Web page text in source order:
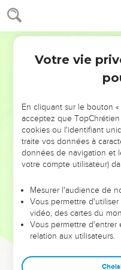
NE MANQUEZ
DE
ET SI LEURS ERREURS
leur foi ou leur vision. Mais
et les saisons difficiles
sont elles
Dans cette conférence,
clés pour avancer avec
Votre vie
En cliquant sur le bouton
acceptez que
cookies ou l'identifiant
traite vos données à
données de navigation et
votre compte utilisateur)
Mesurer l'audience de
Vous permettre
vidéo, des cartes du
Vous permettre d'entrer
relation aux utilisateurs.